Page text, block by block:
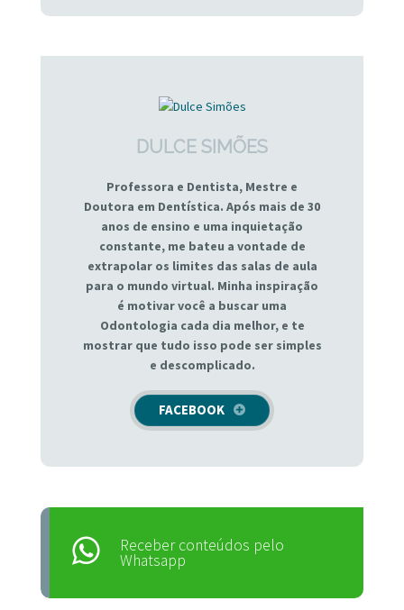
DULCE SIMÕES
Professora e Dentista, Mestre e
Doutora em Dentística. Após mais de 30
anos de ensino e uma inquietação
constante, me bateu a vontade de
extrapolar os limites das salas de aula
para o mundo virtual. Minha inspiração
é motivar você a buscar uma
Odontologia cada dia melhor, e te
mostrar que tudo isso pode ser simples
e descomplicado.
FACEBOOK
Receber conteúdos pelo
Whatsapp